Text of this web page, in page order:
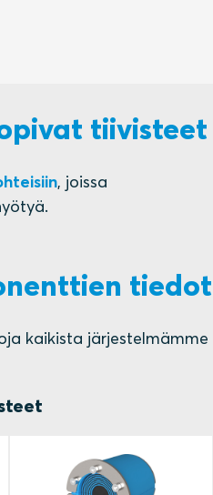
tiivisteet
, joissa
tiedot
kaikista järjestelmämme